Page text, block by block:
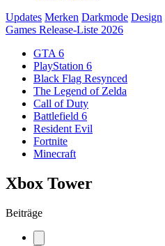
Updates Merken Darkmode Design
Games Release-Liste 2026
GTA 6
PlayStation 6
Black Flag Resynced
The Legend of Zelda
Call of Duty
Battlefield 6
Resident Evil
Fortnite
Minecraft
Xbox Tower
Beiträge